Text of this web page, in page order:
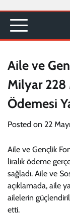
content
Aile ve
Milyar 228
Ödemesi
Posted on 22
Aile ve Gençlik
liralık ödeme
sağladı. Aile ve
açıklamada, aile
ailelerin
etti.